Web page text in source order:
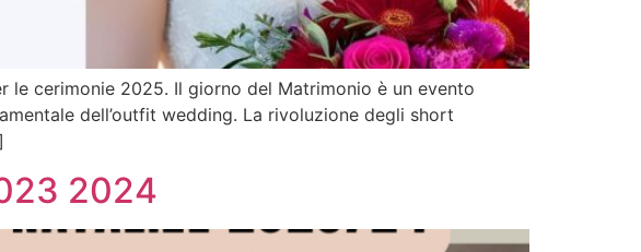
cerimonie 2025. Il giorno del Matrimonio è un evento
dell’outfit wedding. La rivoluzione degli short
2024